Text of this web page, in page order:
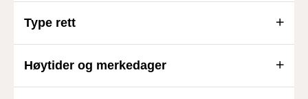
Type rett
Høytider og merkedager